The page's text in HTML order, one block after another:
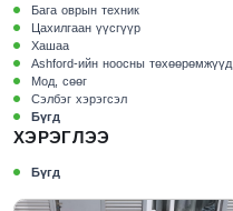
Бага оврын техник
Цахилгаан үүсгүүр
Хашаа
Ashford-ийн ноосны төхөөрөмжүүд
Мод, сөөг
Сэлбэг хэрэгсэл
Бүгд
ХЭРЭГЛЭЭ
Бүгд